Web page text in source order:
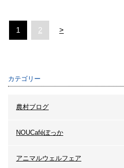
1 2 >
カテゴリー
農村ブログ
NOUCaféぼっか
アニマルウェルフェア